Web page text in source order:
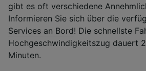
gibt es oft verschiedene
Informieren Sie sich über die
Services an Bord! Die schnellste
Hochgeschwindigkeitszug dauert
Minuten.